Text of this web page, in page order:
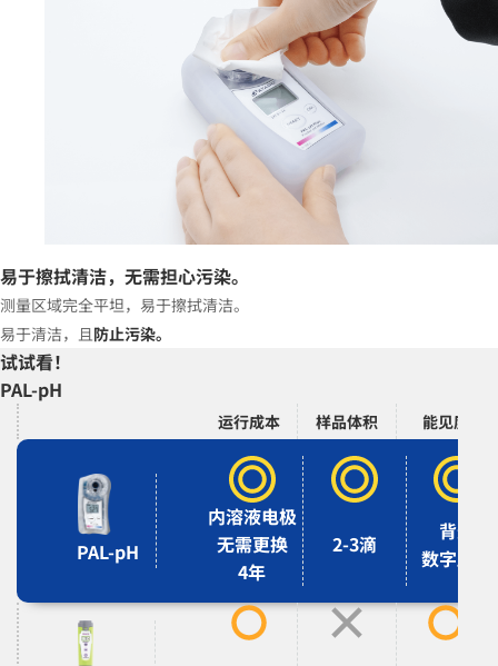
易于擦拭清洁，无需担心污染。
测量区域完全平坦，易于擦拭清洁。
易于清洁，且防止污染。
试试看！
PAL-pH
运行成本 样品体积 能见度
PAL-pH
内溶液电极
无需更换
4年
2-3滴
背光
数字显示